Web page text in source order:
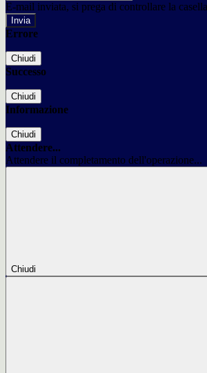
E-mail inviata, si prega di controllare la
Errore
Chiudi
Successo
Chiudi
Informazione
Chiudi
Attendere...
Attendere il completamento dell'operazione...
Chiudi